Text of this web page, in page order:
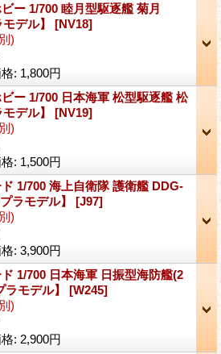
ー 1/700 睦月型駆逐艦 菊月
デル】 [NV18]
)
: 1,800円
ー 1/700 日本海軍 松型駆逐艦 松
デル】 [NV19]
)
: 1,500円
1/700 海上自衛隊 護衛艦 DDG-
ラモデル】 [J97]
)
: 3,900円
1/700 日本海軍 日振型海防艦(2
ラモデル】 [W245]
)
: 2,900円